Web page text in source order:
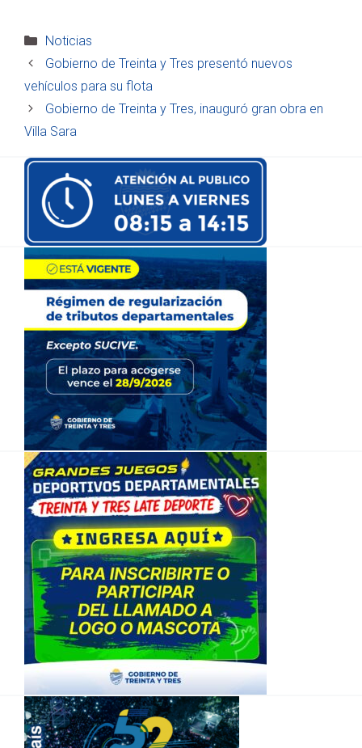
Categorías
Noticias
Gobierno de Treinta y Tres presentó nuevos
vehículos para su flota
Gobierno de Treinta y Tres, inauguró gran obra en
Villa Sara